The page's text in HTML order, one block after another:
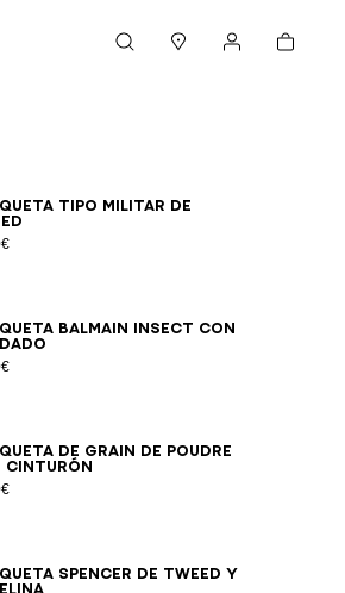
Cesta
tipo militar de
3436 384042
Balmain Insect con
3436384042
de grain de poudre
cinturón
34363840424446
Spencer de tweed y
34363840 4244